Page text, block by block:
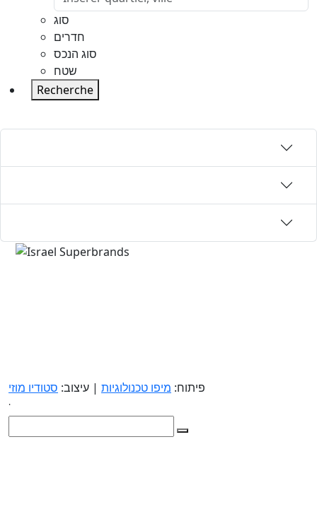
סוג
חדרים
סוג הנכס
שטח
Recherche
פיתוח: מיפו טכנולוגיות | עיצוב: סטודיו מוזי
.